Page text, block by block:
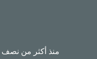
منذ أكثر من